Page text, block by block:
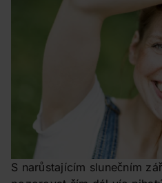
S narůstajícím slunečním